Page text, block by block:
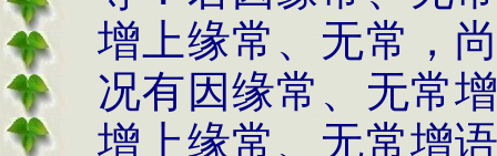
增上缘常、无常，
况有因缘常、无常
增上缘常、无常增